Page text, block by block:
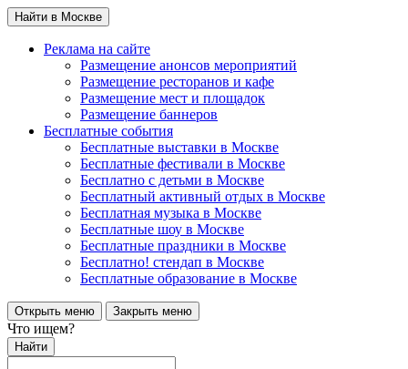
Найти в Москве
Реклама на сайте
Размещение анонсов мероприятий
Размещение ресторанов и кафе
Размещение мест и площадок
Размещение баннеров
Бесплатные события
Бесплатные выставки в Москве
Бесплатные фестивали в Москве
Бесплатно с детьми в Москве
Бесплатный активный отдых в Москве
Бесплатная музыка в Москве
Бесплатные шоу в Москве
Бесплатные праздники в Москве
Бесплатно! стендап в Москве
Бесплатные образование в Москве
Открыть меню Закрыть меню
Что ищем?
Найти